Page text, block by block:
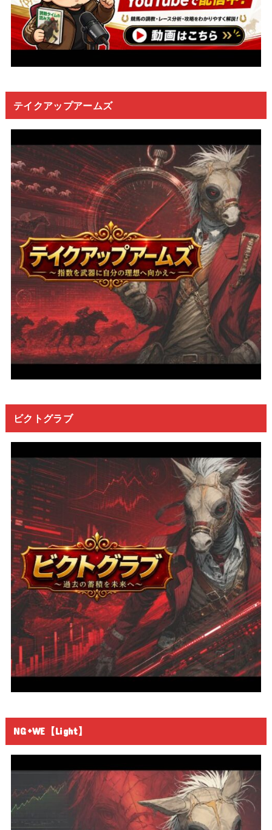
テイクアップアームズ
ビクトグラブ
NG+WE【Light】